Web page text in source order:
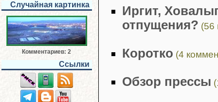
Случайная картинка
Комментариев: 2
Ссылки
Иргит,
отпущения? (56
Коротко (4
Обзор прессы